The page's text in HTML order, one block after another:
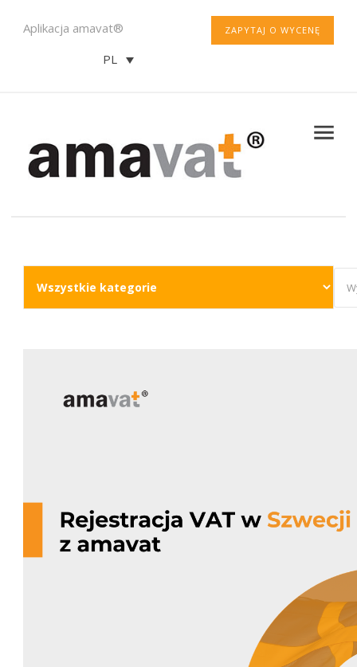
ZAPYTAJ O WYCENĘ
Aplikacja amavat®
PL